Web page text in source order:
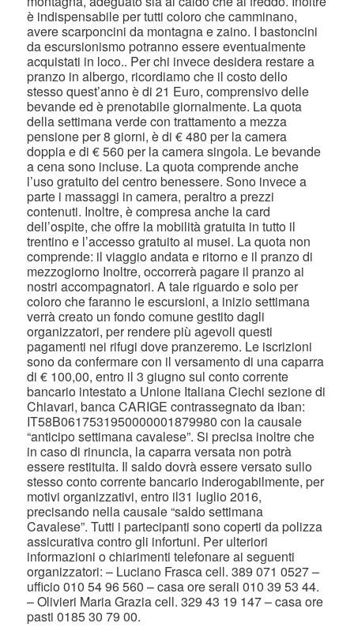
è indispensabile per tutti coloro che camminano,
avere scarponcini da montagna e zaino. I bastoncini
da escursionismo potranno essere eventualmente
acquistati in loco.. Per chi invece desidera restare a
pranzo in albergo, ricordiamo che il costo dello
stesso quest’anno è di 21 Euro, comprensivo delle
bevande ed è prenotabile giornalmente. La quota
della settimana verde con trattamento a mezza
pensione per 8 giorni, è di € 480 per la camera
doppia e di € 560 per la camera singola. Le bevande
a cena sono incluse. La quota comprende anche
l’uso gratuito del centro benessere. Sono invece a
parte i massaggi in camera, peraltro a prezzi
contenuti. Inoltre, è compresa anche la card
dell’ospite, che offre la mobilità gratuita in tutto il
trentino e l’accesso gratuito ai musei. La quota non
comprende: il viaggio andata e ritorno e il pranzo di
mezzogiorno Inoltre, occorrerà pagare il pranzo ai
nostri accompagnatori. A tale riguardo e solo per
coloro che faranno le escursioni, a inizio settimana
verrà creato un fondo comune gestito dagli
organizzatori, per rendere più agevoli questi
pagamenti nei rifugi dove pranzeremo. Le iscrizioni
sono da confermare con il versamento di una caparra
di € 100,00, entro il 3 giugno sul conto corrente
bancario intestato a Unione Italiana Ciechi sezione di
Chiavari, banca CARIGE contrassegnato da iban:
IT58B0617531950000001879980 con la causale
“anticipo settimana cavalese”. Si precisa inoltre che
in caso di rinuncia, la caparra versata non potrà
essere restituita. Il saldo dovrà essere versato sullo
stesso conto corrente bancario inderogabilmente, per
motivi organizzativi, entro il31 luglio 2016,
precisando nella causale “saldo settimana
Cavalese”. Tutti i partecipanti sono coperti da polizza
assicurativa contro gli infortuni. Per ulteriori
informazioni o chiarimenti telefonare ai seguenti
organizzatori: – Luciano Frasca cell. 389 071 0527 –
ufficio 010 54 96 560 – casa ore serali 010 39 53 44.
– Olivieri Maria Grazia cell. 329 43 19 147 – casa ore
pasti 0185 30 79 00.